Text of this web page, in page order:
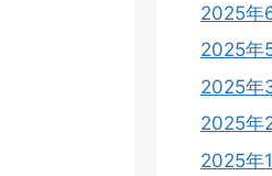
2025年
2025年
2025年
2025年
2025年